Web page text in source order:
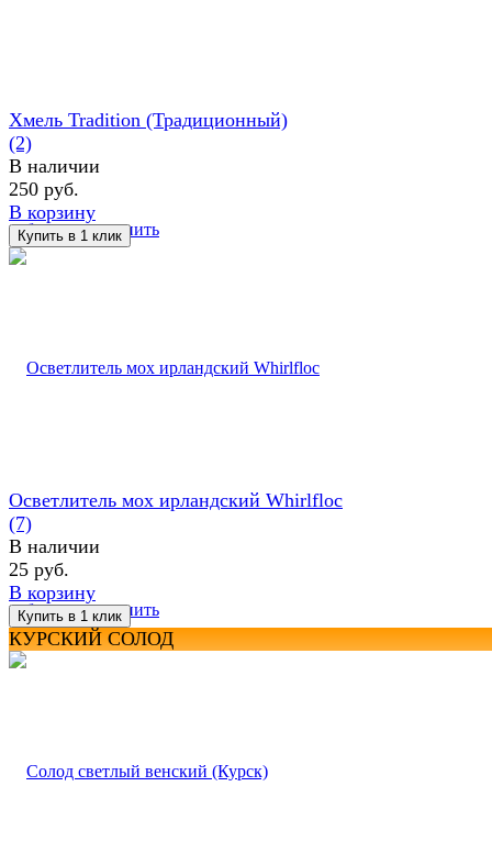
избранное сравнить
Хмель Tradition (Традиционный)
(2)
В наличии
250 руб.
В корзину
избранное сравнить
Осветлитель мох ирландский Whirlfloc
(7)
В наличии
25 руб.
В корзину
КУРСКИЙ СОЛОД